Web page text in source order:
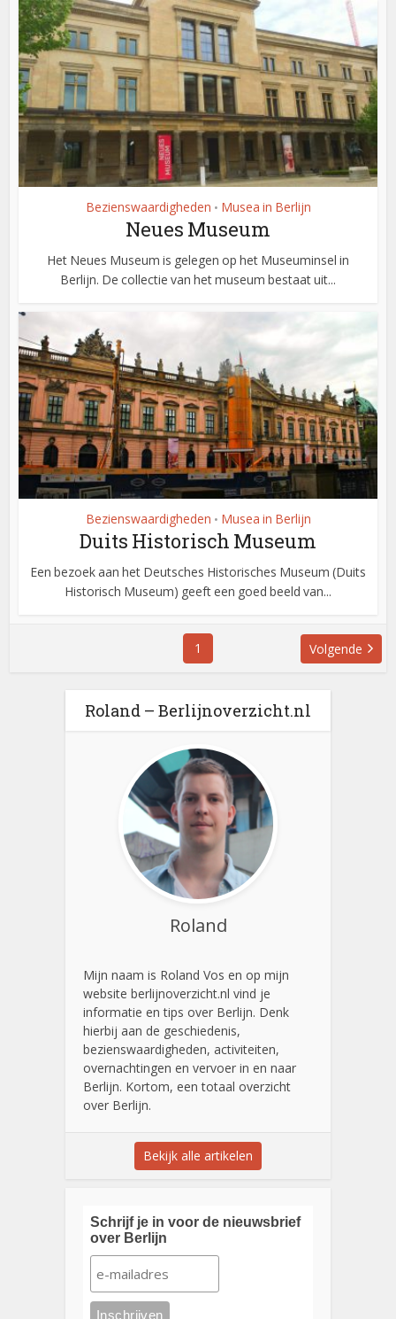
Bezienswaardigheden • Musea in Berlijn
Neues Museum
Het Neues Museum is gelegen op het Museuminsel in
Berlijn. De collectie van het museum bestaat uit...
Bezienswaardigheden • Musea in Berlijn
Duits Historisch Museum
Een bezoek aan het Deutsches Historisches Museum (Duits
Historisch Museum) geeft een goed beeld van...
1 Volgende
Roland – Berlijnoverzicht.nl
Roland
Mijn naam is Roland Vos en op mijn
website berlijnoverzicht.nl vind je
informatie en tips over Berlijn. Denk
hierbij aan de geschiedenis,
bezienswaardigheden, activiteiten,
overnachtingen en vervoer in en naar
Berlijn. Kortom, een totaal overzicht
over Berlijn.
Bekijk alle artikelen
Schrijf je in voor de nieuwsbrief
over Berlijn